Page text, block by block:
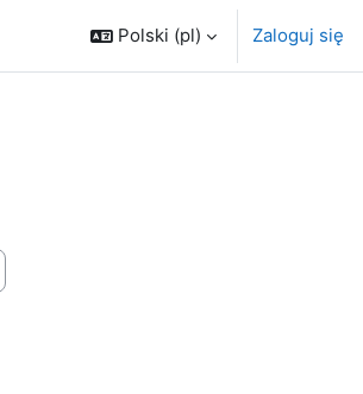
Polski ‎(pl)‎ Zaloguj się